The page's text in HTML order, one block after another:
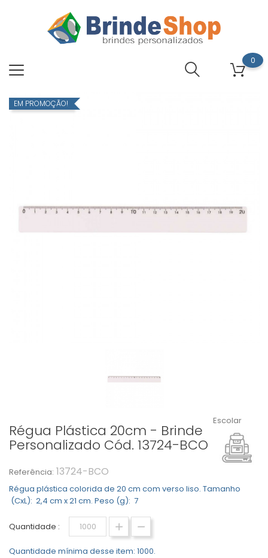
0
EM PROMOÇÃO!
Régua Plástica 20cm - Brinde
Personalizado Cód. 13724-BCO
Referência: 13724-BCO
Régua plástica colorida de 20 cm com verso liso. Tamanho
(CxL): 2,4 cm x 21 cm. Peso (g): 7
Quantidade :
Quantidade mínima desse item: 1000.
Escolar